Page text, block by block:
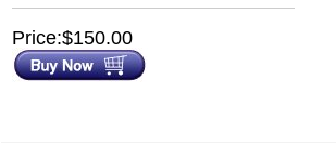
Price:$150.00